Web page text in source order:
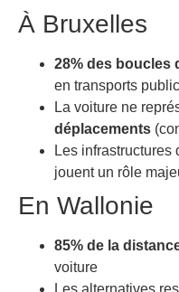
À Bruxelles
28% des boucles
en transports
La voiture ne
déplacements
Les infrastructures
jouent un rôle
En Wallonie
85% de la
voiture